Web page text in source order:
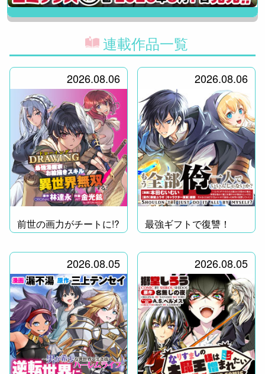
連載作品一覧
2026.08.06
前世の画力がチートに!?
2026.08.06
最強ギフトで復讐！
2026.08.05 2026.08.05